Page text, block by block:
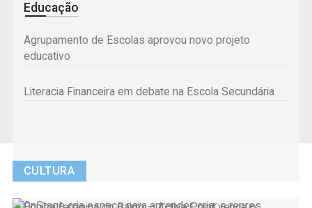
Educação
Agrupamento de Escolas aprovou novo projeto
educativo
Literacia Financeira em debate na Escola Secundária
CULTURA